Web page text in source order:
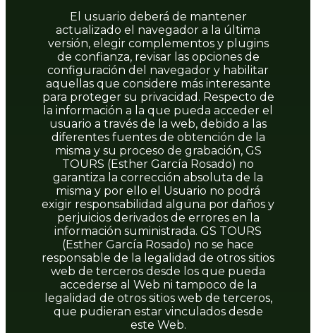
El usuario deberá de mantener
actualizado el navegador a la última
versión, elegir complementos y plugins
de confianza, revisar las opciones de
configuración del navegador y habilitar
aquellas que considere más interesante
para proteger su privacidad. Respecto de
la información a la que pueda acceder el
usuario a través de la web, debido a las
diferentes fuentes de obtención de la
misma y su proceso de grabación, GS
TOURS (Esther García Rosado) no
garantiza la corrección absoluta de la
misma y por ello el Usuario no podrá
exigir responsabilidad alguna por daños y
perjuicios derivados de errores en la
información suministrada. GS TOURS
(Esther García Rosado) no se hace
responsable de la legalidad de otros sitios
web de terceros desde los que pueda
accederse al Web ni tampoco de la
legalidad de otros sitios web de terceros,
que pudieran estar vinculados desde
este Web.